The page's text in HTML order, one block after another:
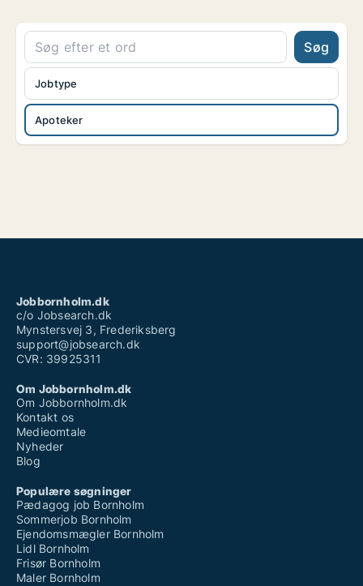
Søg
Apoteker
Jobtype
Jobbornholm.dk
c/o Jobsearch.dk
Mynstersvej 3, Frederiksberg
support@jobsearch.dk
CVR: 39925311
Om Jobbornholm.dk
Om Jobbornholm.dk
Kontakt os
Medieomtale
Nyheder
Blog
Populære søgninger
Pædagog job Bornholm
Sommerjob Bornholm
Ejendomsmægler Bornholm
Lidl Bornholm
Frisør Bornholm
Maler Bornholm